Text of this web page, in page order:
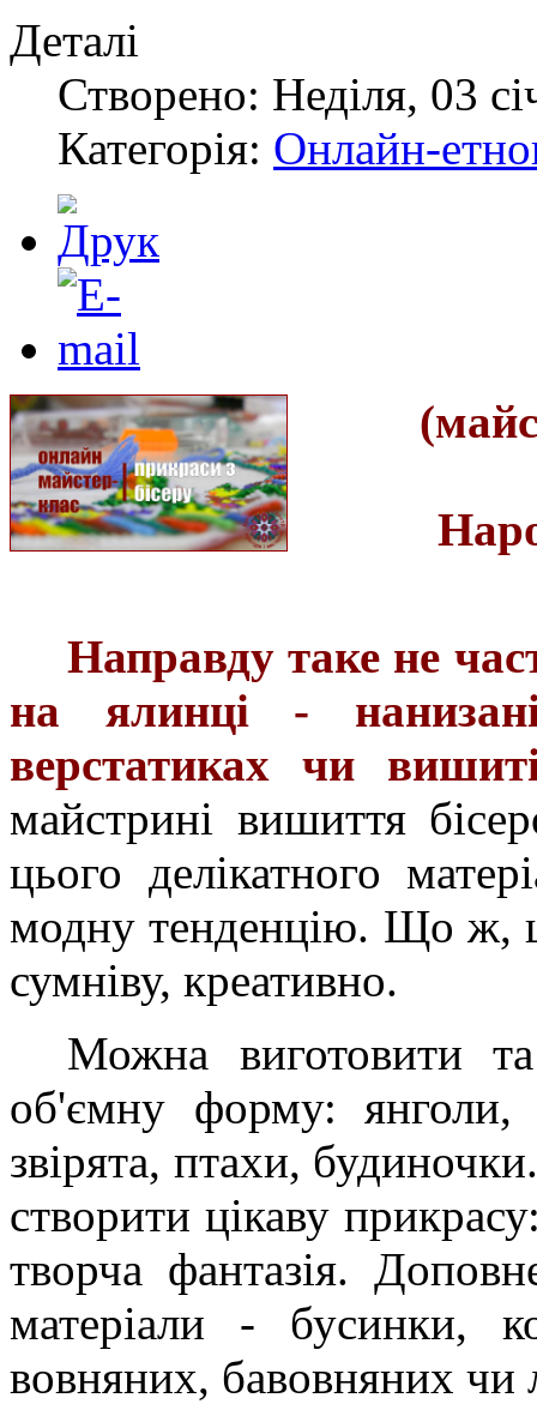
Деталі
Створено: Неділя, 03
Категорія: Онлайн-
Направду таке не
на ялинці -
верстатиках чи
майстрині вишиття
цього делікатного
модну тенденцію. Що ж,
сумніву, креативно.
Можна виготовити
об'ємну форму: янголи,
звірята, птахи,
створити цікаву
творча фантазія.
матеріали - бусинки,
вовняних, бавовняних чи